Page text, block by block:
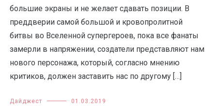
большие экраны и не желает сдавать позиции. В
преддверии самой большой и кровопролитной
битвы во Вселенной супергероев, пока все фанаты
замерли в напряжении, создатели представляют нам
нового персонажа, который, согласно мнению
критиков, должен заставить нас по другому […]
Дайджест 01.03.2019